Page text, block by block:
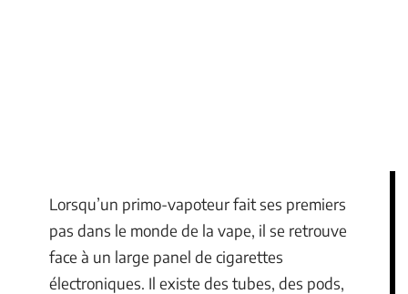
Lorsqu’un primo-vapoteur fait ses premiers
pas dans le monde de la vape, il se retrouve
face à un large panel de cigarettes
électroniques. Il existe des tubes, des pods,